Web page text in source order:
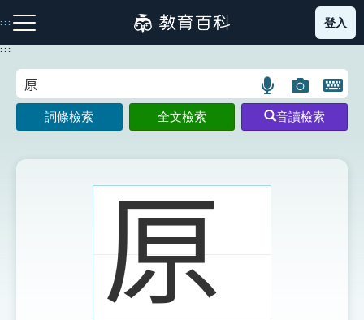
到
主
:::
注音索引圖示 筆畫索引圖示 部首索引表圖示
登入
:::
語
言
搜
示
圖
片
搜
開
鍵
圖
詞條檢索 全文檢索 音讀檢索
𠩤